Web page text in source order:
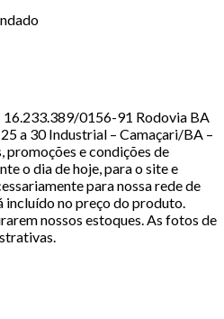
16.233.389/0156-91 Rodovia BA
a 30 Industrial – Camaçari/BA –
promoções e condições de
o dia de hoje, para o site e
para nossa rede de
incluído no preço do produto.
nossos estoques. As fotos de